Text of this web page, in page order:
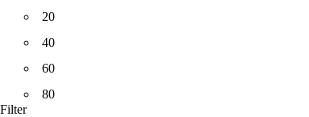
20
40
60
80
Filter